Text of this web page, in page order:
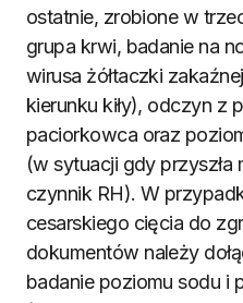
ostatnie, zrobione w
grupa krwi, badanie na
wirusa żółtaczki
kierunku kiły), odczyn z
paciorkowca oraz
(w sytuacji gdy przyszła
czynnik RH). W
cesarskiego cięcia do
dokumentów należy
badanie poziomu sodu i